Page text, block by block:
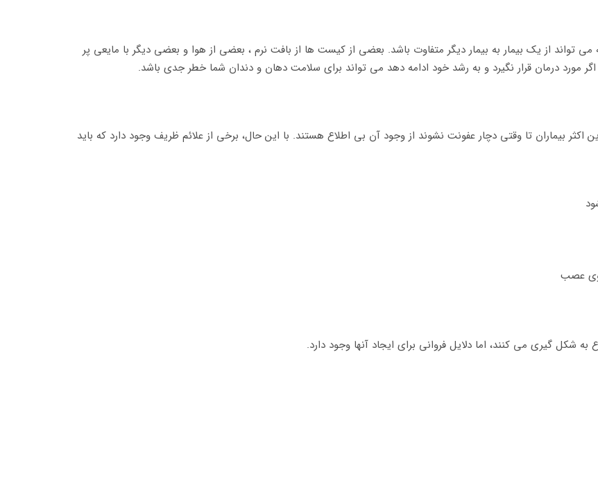
از یک بیمار به بیمار دیگر متفاوت باشد. بعضی از کیست ها از بافت نرم ، بعضی از هوا و بعضی دیگر با مایعی پر
مورد درمان قرار نگیرد و به رشد خود ادامه دهد می تواند برای سلامت دهان و دندان شما خطر جدی باشد.
اکثر بیماران تا وقتی دچار عفونت نشوند از وجود آن بی اطلاع هستند. با این حال، برخی از علائم ظریف وجود دارد که باید
عصب
گیری می کنند، اما دلایل فروانی برای ایجاد آنها وجود دارد.